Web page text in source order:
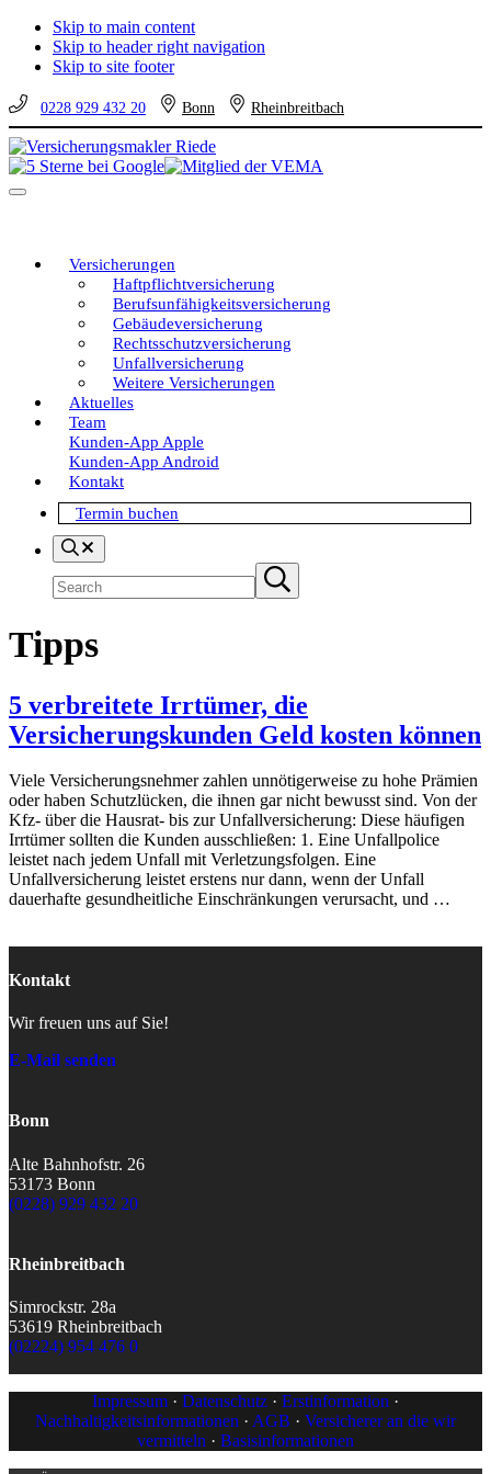
Skip to main content
Skip to header right navigation
Skip to site footer
0228 929 432 20 Bonn Rheinbreitbach
Versicherungsmakler
Riede
Versicherungen
vom
eine
Entscheidung!
Menu
Versicherungen
Haftpflichtversicherung
Berufsunfähigkeitsversicherung
Gebäudeversicherung
Rechtsschutzversicherung
Unfallversicherung
Weitere Versicherungen
Aktuelles
Team
Kunden-App Apple
Kunden-App Android
Kontakt
Termin buchen
Search
Submit
search
Tipps
5 verbreitete Irrtümer, die
Versicherungskunden Geld kosten können
Viele Versicherungsnehmer zahlen unnötigerweise zu hohe Prämien
oder haben Schutzlücken, die ihnen gar nicht bewusst sind. Von der
Kfz- über die Hausrat- bis zur Unfallversicherung: Diese häufigen
Irrtümer sollten die Kunden ausschließen: 1. Eine Unfallpolice
leistet nach jedem Unfall mit Verletzungsfolgen. Eine
Unfallversicherung leistet erstens nur dann, wenn der Unfall
dauerhafte gesundheitliche Einschränkungen verursacht, und …
Kontakt
Wir freuen uns auf Sie!
E-Mail senden
Bonn
Alte Bahnhofstr. 26
53173 Bonn
(0228) 929 432 20
Rheinbreitbach
Simrockstr. 28a
53619 Rheinbreitbach
(02224) 954 476 0
Impressum · Datenschutz · Erstinformation ·
Nachhaltigkeitsinformationen · AGB · Versicherer an die wir
vermitteln · Basisinformationen